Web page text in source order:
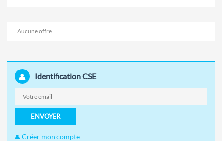
Aucune offre
Identification CSE
ENVOYER
Créer mon compte